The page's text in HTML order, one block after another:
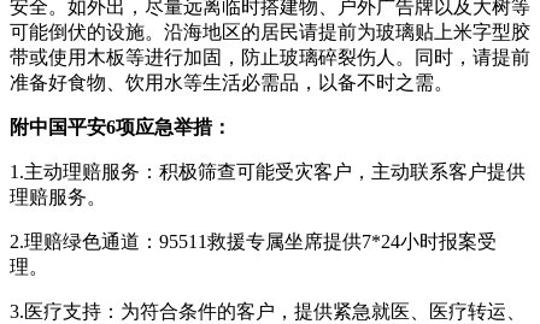
安全。如外出，尽量远离临时搭建物、户外广告牌以及大树等
可能倒伏的设施。沿海地区的居民请提前为玻璃贴上米字型胶
带或使用木板等进行加固，防止玻璃碎裂伤人。同时，请提前
准备好食物、饮用水等生活必需品，以备不时之需。
附中国平安6项应急举措：
1.主动理赔服务：积极筛查可能受灾客户，主动联系客户提供
理赔服务。
2.理赔绿色通道：95511救援专属坐席提供7*24小时报案受
理。
3.医疗支持：为符合条件的客户，提供紧急就医、医疗转运、